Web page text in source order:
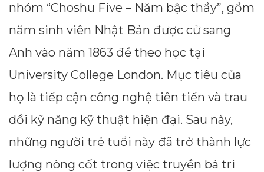
nhóm “Choshu Five – Năm bậc thầy”, gồm
năm sinh viên Nhật Bản được cử sang
Anh vào năm 1863 để theo học tại
University College London. Mục tiêu của
họ là tiếp cận công nghệ tiên tiến và trau
dồi kỹ năng kỹ thuật hiện đại. Sau này,
những người trẻ tuổi này đã trở thành lực
lượng nòng cốt trong việc truyền bá tri